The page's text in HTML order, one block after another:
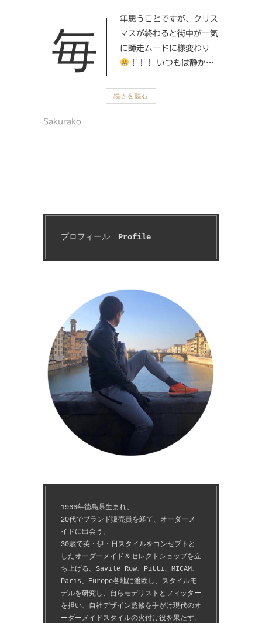
毎年思うことですが、クリス
マスが終わると街中が一気
に師走ムードに様変わり
！！！ いつもは静か…
続きを読む
Sakurako
プロフィール Profile
1966年徳島県生まれ。
20代でブランド販売員を経て、オーダーメ
イドに出会う。
30歳で英・伊・日スタイルをコンセプトと
したオーダーメイド＆セレクトショップを立
ち上げる。Savile Row、Pitti、MICAM、
Paris、Europe各地に渡欧し、スタイルモ
デルを研究し、自らモデリストとフィッター
を担い、自社デザイン監修を手がけ現代のオ
ーダーメイドスタイルの火付け役を果たす。